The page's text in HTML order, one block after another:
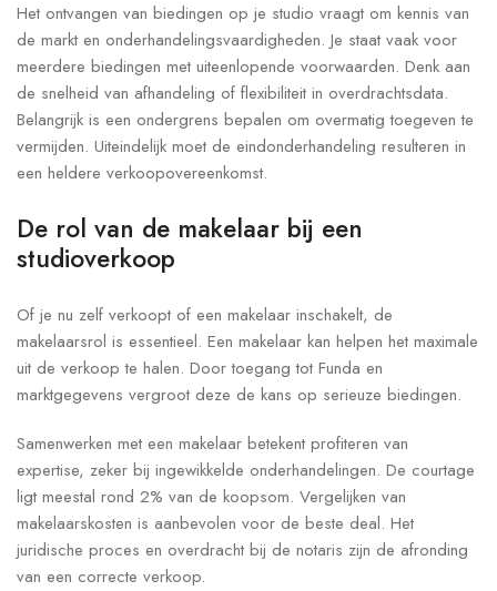
Het ontvangen van biedingen op je studio vraagt om kennis van
de markt en onderhandelingsvaardigheden. Je staat vaak voor
meerdere biedingen met uiteenlopende voorwaarden. Denk aan
de snelheid van afhandeling of flexibiliteit in overdrachtsdata.
Belangrijk is een ondergrens bepalen om overmatig toegeven te
vermijden. Uiteindelijk moet de eindonderhandeling resulteren in
een heldere verkoopovereenkomst.
De rol van de makelaar bij een
studioverkoop
Of je nu zelf verkoopt of een makelaar inschakelt, de
makelaarsrol is essentieel. Een makelaar kan helpen het maximale
uit de verkoop te halen. Door toegang tot Funda en
marktgegevens vergroot deze de kans op serieuze biedingen.
Samenwerken met een makelaar betekent profiteren van
expertise, zeker bij ingewikkelde onderhandelingen. De courtage
ligt meestal rond 2% van de koopsom. Vergelijken van
makelaarskosten is aanbevolen voor de beste deal. Het
juridische proces en overdracht bij de notaris zijn de afronding
van een correcte verkoop.